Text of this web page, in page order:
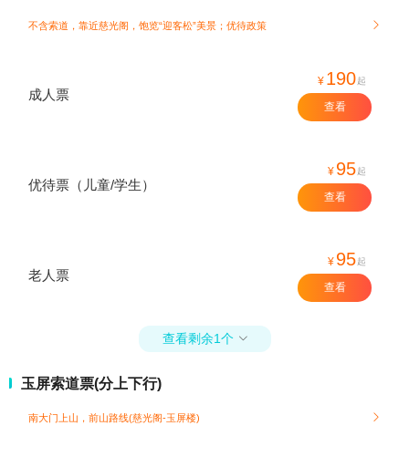
不含索道，靠近慈光阁，饱览“迎客松”美景； 优待政策 
成人票
¥ 190起
查看
优待票（儿童/学生）
¥ 95起
查看
老人票
¥ 95起
查看
查看剩余1个 
玉屏索道票(分上下行)
南大门上山，前山路线(慈光阁-玉屏楼) 